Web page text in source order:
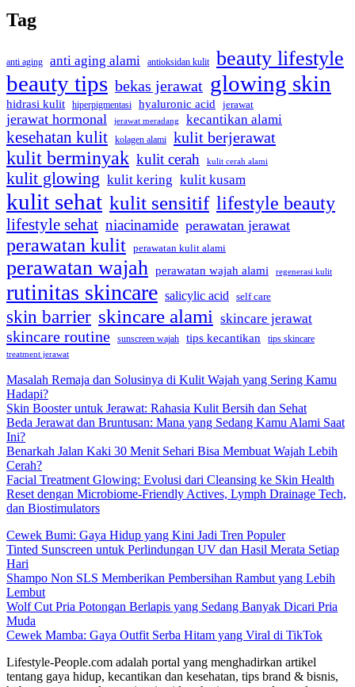
Tag
anti aging anti aging alami antioksidan kulit beauty lifestyle
beauty tips bekas jerawat glowing skin
hidrasi kulit hiperpigmentasi hyaluronic acid jerawat
jerawat hormonal jerawat meradang kecantikan alami
kesehatan kulit kolagen alami kulit berjerawat
kulit berminyak kulit cerah kulit cerah alami
kulit glowing kulit kering kulit kusam
kulit sehat kulit sensitif lifestyle beauty
lifestyle sehat niacinamide perawatan jerawat
perawatan kulit perawatan kulit alami
perawatan wajah perawatan wajah alami regenerasi kulit
rutinitas skincare salicylic acid self care
skin barrier skincare alami skincare jerawat
skincare routine sunscreen wajah tips kecantikan tips skincare
treatment jerawat
Masalah Remaja dan Solusinya di Kulit Wajah yang Sering Kamu
Hadapi?
Skin Booster untuk Jerawat: Rahasia Kulit Bersih dan Sehat
Beda Jerawat dan Bruntusan: Mana yang Sedang Kamu Alami Saat
Ini?
Benarkah Jalan Kaki 30 Menit Sehari Bisa Membuat Wajah Lebih
Cerah?
Facial Treatment Glowing: Evolusi dari Cleansing ke Skin Health
Reset dengan Microbiome-Friendly Actives, Lymph Drainage Tech,
dan Biostimulators
Cewek Bumi: Gaya Hidup yang Kini Jadi Tren Populer
Tinted Sunscreen untuk Perlindungan UV dan Hasil Merata Setiap
Hari
Shampo Non SLS Memberikan Pembersihan Rambut yang Lebih
Lembut
Wolf Cut Pria Potongan Berlapis yang Sedang Banyak Dicari Pria
Muda
Cewek Mamba: Gaya Outfit Serba Hitam yang Viral di TikTok
Lifestyle-People.com adalah portal yang menghadirkan artikel
tentang gaya hidup, kecantikan dan kesehatan, tips brand & bisnis,